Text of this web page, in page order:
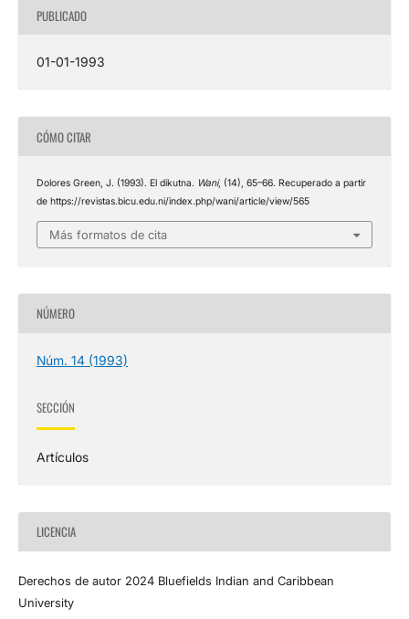
PUBLICADO
01-01-1993
CÓMO CITAR
Dolores Green, J. (1993). El dikutna. Wani, (14), 65–66. Recuperado a partir
de https://revistas.bicu.edu.ni/index.php/wani/article/view/565
Más formatos de cita
NÚMERO
Núm. 14 (1993)
SECCIÓN
Artículos
LICENCIA
Derechos de autor 2024 Bluefields Indian and Caribbean
University